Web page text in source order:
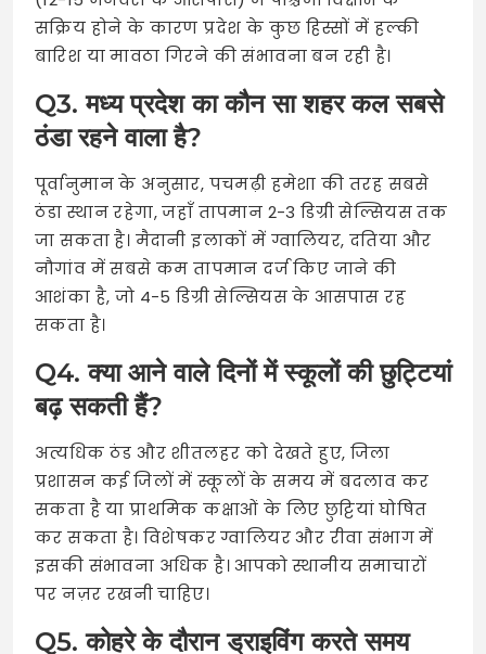
सक्रिय होने के कारण प्रदेश के कुछ हिस्सों में हल्की
बारिश या मावठा गिरने की संभावना बन रही है।
Q3. मध्य प्रदेश का कौन सा शहर कल सबसे
ठंडा रहने वाला है?
पूर्वानुमान के अनुसार, पचमढ़ी हमेशा की तरह सबसे
ठंडा स्थान रहेगा, जहाँ तापमान 2-3 डिग्री सेल्सियस तक
जा सकता है। मैदानी इलाकों में ग्वालियर, दतिया और
नौगांव में सबसे कम तापमान दर्ज किए जाने की
आशंका है, जो 4-5 डिग्री सेल्सियस के आसपास रह
सकता है।
Q4. क्या आने वाले दिनों में स्कूलों की छुट्टियां
बढ़ सकती हैं?
अत्यधिक ठंड और शीतलहर को देखते हुए, जिला
प्रशासन कई जिलों में स्कूलों के समय में बदलाव कर
सकता है या प्राथमिक कक्षाओं के लिए छुट्टियां घोषित
कर सकता है। विशेषकर ग्वालियर और रीवा संभाग में
इसकी संभावना अधिक है। आपको स्थानीय समाचारों
पर नज़र रखनी चाहिए।
Q5. कोहरे के दौरान ड्राइविंग करते समय